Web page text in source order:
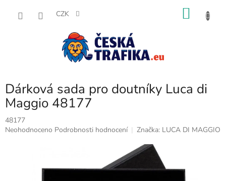
CZK
Dárková sada pro doutníky Luca di
Maggio 48177
48177
Průměrné
Neohodnoceno Podrobnosti hodnocení Značka: LUCA DI MAGGIO